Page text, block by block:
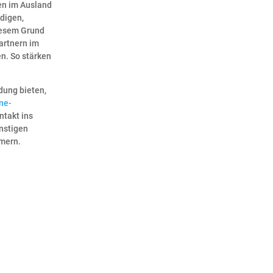
im Ausland
Grund
im
So stärken
bieten,
ins